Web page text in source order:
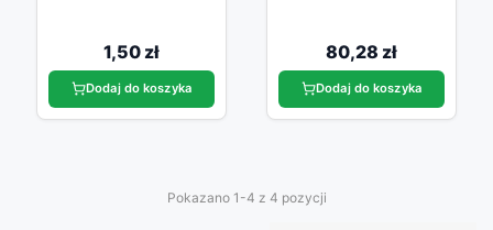
1,50 zł
Dodaj do koszyka
80,28 zł
Dodaj do koszyka
Pokazano 1-4 z 4 pozycji